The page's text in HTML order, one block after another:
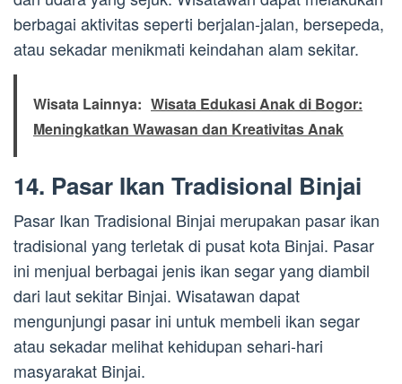
berbagai aktivitas seperti berjalan-jalan, bersepeda,
atau sekadar menikmati keindahan alam sekitar.
Wisata Lainnya: Wisata Edukasi Anak di Bogor:
Meningkatkan Wawasan dan Kreativitas Anak
14. Pasar Ikan Tradisional Binjai
Pasar Ikan Tradisional Binjai merupakan pasar ikan
tradisional yang terletak di pusat kota Binjai. Pasar
ini menjual berbagai jenis ikan segar yang diambil
dari laut sekitar Binjai. Wisatawan dapat
mengunjungi pasar ini untuk membeli ikan segar
atau sekadar melihat kehidupan sehari-hari
masyarakat Binjai.